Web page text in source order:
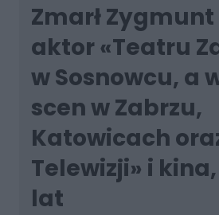
Zmarł
aktor «Teatru
w Sosnowcu, a
scen w Zabrzu,
Katowicach
Telewizji» i
lat